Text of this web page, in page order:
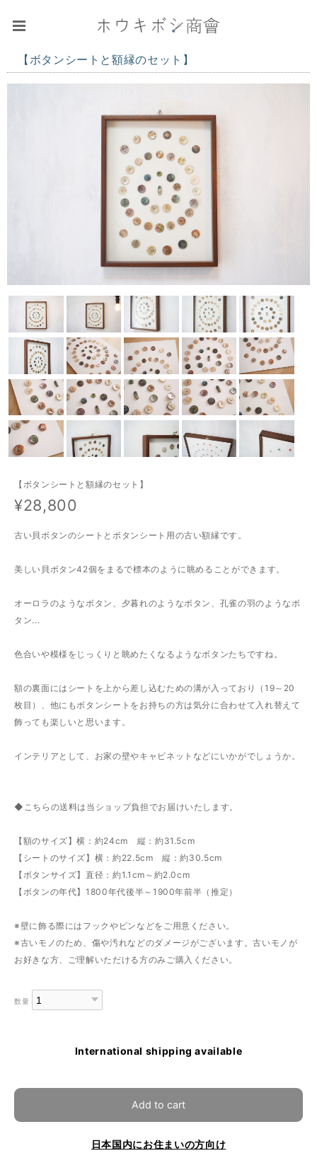
【ボタンシートと額縁のセット】
【ボタンシートと額縁のセット】
¥28,800
古い貝ボタンのシートとボタンシート用の古い額縁です。
美しい貝ボタン42個をまるで標本のように眺めることができます。
オーロラのようなボタン、夕暮れのようなボタン、孔雀の羽のようなボ
タン...
色合いや模様をじっくりと眺めたくなるようなボタンたちですね。
額の裏面にはシートを上から差し込むための溝が入っており（19～20
枚目）、他にもボタンシートをお持ちの方は気分に合わせて入れ替えて
飾っても楽しいと思います。
インテリアとして、お家の壁やキャビネットなどにいかがでしょうか。
◆こちらの送料は当ショップ負担でお届けいたします。
【額のサイズ】横：約24cm 縦：約31.5cm
【シートのサイズ】横：約22.5cm 縦：約30.5cm
【ボタンサイズ】直径：約1.1cm～約2.0cm
【ボタンの年代】1800年代後半～1900年前半（推定）
※壁に飾る際にはフックやピンなどをご用意ください。
※古いモノのため、傷や汚れなどのダメージがございます。古いモノが
お好きな方、ご理解いただける方のみご購入ください。
数量
International shipping available
Add to cart
日本国内にお住まいの方向け